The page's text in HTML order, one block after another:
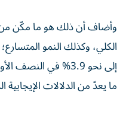
وأضاف أن ذلك هو ما مكّن
الكلي، وكذلك النمو
إلى نحو 3.9% في
ما يعدّ من الدلالات الإيجابية